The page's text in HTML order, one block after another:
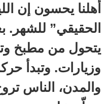
أهلنا يحسون إن
الحقيقي” للشهر.
يتحول من مطبخ
وزيارات. وتبدأ
والمدن، الناس